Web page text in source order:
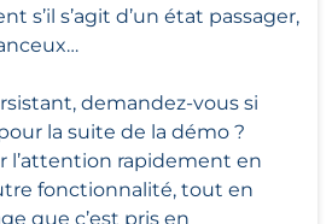
s’il s’agit d’un état passager,
demandez-vous si
la suite de la démo ?
l’attention rapidement en
fonctionnalité, tout en
que c’est pris en